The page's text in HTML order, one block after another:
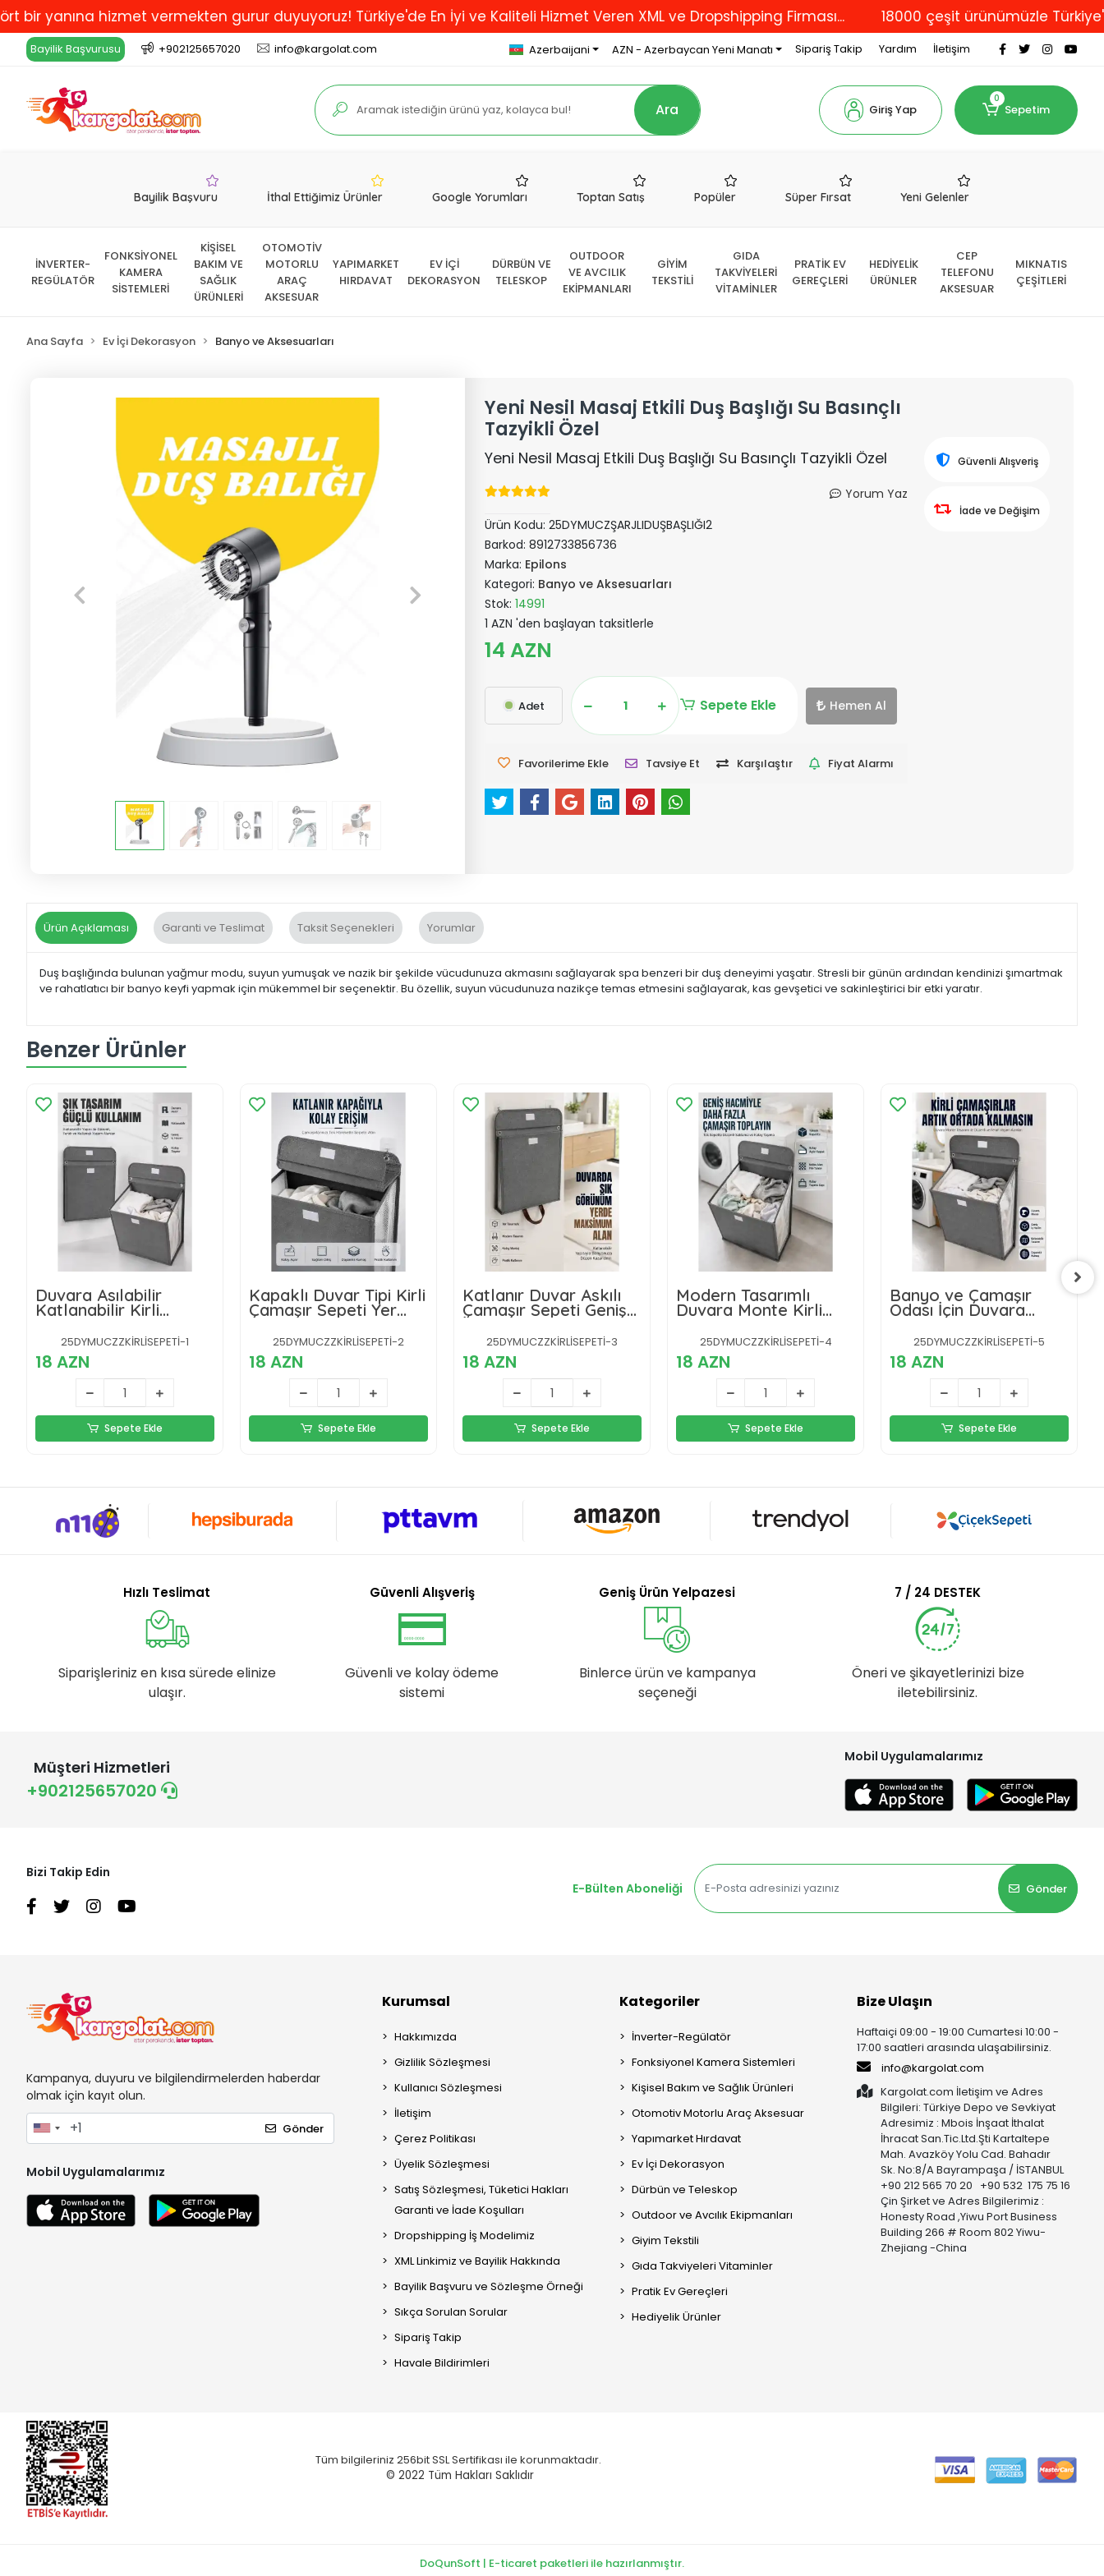
hizmet vermekten gurur duyuyoruz! Türkiye'de En İyi ve Kaliteli Hizmet Veren XML ve Dropshipping Firması... 18000 çeşit ürünümüzle Türkiye'nin
Bayilik Başvurusu +902125657020 info@kargolat.com Azerbaijani AZN - Azerbaycan Yeni Manatı Sipariş Takip Yardım İletişim
Ara Giriş Yap
0
Sepetim
Bayilik Başvuru İthal Ettiğimiz Ürünler Google Yorumları Toptan Satış Popüler Süper Fırsat Yeni Gelenler
İNVERTER-
REGÜLATÖR
FONKSİYONEL
KAMERA
SİSTEMLERİ
KİŞİSEL
BAKIM VE
SAĞLIK
ÜRÜNLERİ
OTOMOTİV
MOTORLU
ARAÇ
AKSESUAR
YAPIMARKET
HIRDAVAT
EV İÇİ
DEKORASYON
DÜRBÜN VE
TELESKOP
OUTDOOR
VE AVCILIK
EKİPMANLARI
GİYİM
TEKSTİLİ
GIDA
TAKVİYELERİ
VİTAMİNLER
PRATİK EV
GEREÇLERİ
HEDİYELİK
ÜRÜNLER
CEP
TELEFONU
AKSESUAR
MIKNATIS
ÇEŞİTLERİ
Ana Sayfa Ev İçi Dekorasyon Banyo ve Aksesuarları
Yeni Nesil Masaj Etkili Duş Başlığı Su Basınçlı
Tazyikli Özel
Yeni Nesil Masaj Etkili Duş Başlığı Su Basınçlı Tazyikli Özel
Yorum Yaz
Ürün Kodu:25DYMUCZŞARJLIDUŞBAŞLIĞI2
Barkod:8912733856736
Marka: Epilons
Kategori: Banyo ve Aksesuarları
Stok:14991
1 AZN 'den başlayan taksitlerle
14 AZN
Adet Sepete Ekle Hemen Al
Favorilerime Ekle Tavsiye Et Karşılaştır Fiyat Alarmı
Güvenli Alışveriş
İade ve Değişim
Ürün Açıklaması Garanti ve Teslimat Taksit Seçenekleri Yorumlar
Duş başlığında bulunan yağmur modu, suyun yumuşak ve nazik bir şekilde vücudunuza akmasını sağlayarak spa benzeri bir duş deneyimi yaşatır. Stresli bir günün ardından kendinizi şımartmak
ve rahatlatıcı bir banyo keyfi yapmak için mükemmel bir seçenektir. Bu özellik, suyun vücudunuza nazikçe temas etmesini sağlayarak, kas gevşetici ve sakinleştirici bir etki yaratır.
Benzer Ürünler
Duvara Asılabilir
Katlanabilir Kirli
Hacimli Düzenleyici
25DYMUCZZKİRLİSEPETİ-1
18 AZN
Sepete Ekle
Kapaklı Duvar Tipi Kirli
Çamaşır Sepeti Yer
Tasarrufu Sağlayan
25DYMUCZZKİRLİSEPETİ-2
18 AZN
Sepete Ekle
Katlanır Duvar Askılı
Çamaşır Sepeti Geniş
İç Hacimli Banyo
Düzenleyici
25DYMUCZZKİRLİSEPETİ-3
18 AZN
Sepete Ekle
Modern Tasarımlı
Duvara Monte Kirli
Saklama Çözümü
25DYMUCZZKİRLİSEPETİ-4
18 AZN
Sepete Ekle
Banyo ve Çamaşır
Odası İçin Duvara
Asılan Katlanabilir
Çamaşır Sepeti
25DYMUCZZKİRLİSEPETİ-5
18 AZN
Sepete Ekle
Hızlı Teslimat
Siparişleriniz en kısa sürede elinize
ulaşır.
Güvenli Alışveriş
Güvenli ve kolay ödeme
sistemi
Geniş Ürün Yelpazesi
Binlerce ürün ve kampanya
seçeneği
7 / 24 DESTEK
Öneri ve şikayetlerinizi bize
iletebilirsiniz.
Müşteri Hizmetleri
+902125657020
Mobil Uygulamalarımız
Bizi Takip Edin
E-Bülten Aboneliği
Gönder
Kampanya, duyuru ve bilgilendirmelerden haberdar
olmak için kayıt olun.
Gönder
Mobil Uygulamalarımız
Kurumsal
Hakkımızda
Gizlilik Sözleşmesi
Kullanıcı Sözleşmesi
İletişim
Çerez Politikası
Üyelik Sözleşmesi
Satış Sözleşmesi, Tüketici Hakları
Garanti ve İade Koşulları
Dropshipping İş Modelimiz
XML Linkimiz ve Bayilik Hakkında
Bayilik Başvuru ve Sözleşme Örneği
Sıkça Sorulan Sorular
Sipariş Takip
Havale Bildirimleri
Kategoriler
İnverter-Regülatör
Fonksiyonel Kamera Sistemleri
Kişisel Bakım ve Sağlık Ürünleri
Otomotiv Motorlu Araç Aksesuar
Yapımarket Hırdavat
Ev İçi Dekorasyon
Dürbün ve Teleskop
Outdoor ve Avcılık Ekipmanları
Giyim Tekstili
Gıda Takviyeleri Vitaminler
Pratik Ev Gereçleri
Hediyelik Ürünler
Bize Ulaşın
Haftaiçi 09:00 - 19:00 Cumartesi 10:00 -
17:00 saatleri arasında ulaşabilirsiniz.
info@kargolat.com
Kargolat.com İletişim ve Adres
Bilgileri: Türkiye Depo ve Sevkiyat
Adresimiz : Mbois İnşaat İthalat
İhracat San.Tic.Ltd.Şti Kartaltepe
Mah. Avazköy Yolu Cad. Bahadır
Sk. No:8/A Bayrampaşa / İSTANBUL
+90 212 565 70 20 +90 532 175 75 16
Çin Şirket ve Adres Bilgilerimiz :
Honesty Road ,Yiwu Port Business
Building 266 # Room 802 Yiwu-
Zhejiang -China
Tüm bilgileriniz 256bit SSL Sertifikası ile korunmaktadır.
© 2022 Tüm Hakları Saklıdır
DoQunSoft | E-ticaret paketleri ile hazırlanmıştır.